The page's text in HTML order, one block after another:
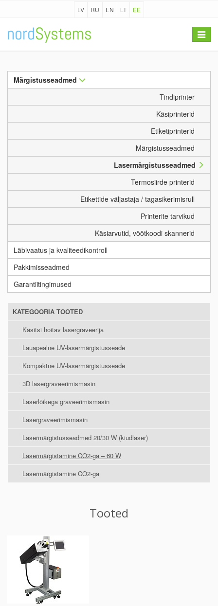
LV RU EN LT EE
Toggle
Märgistusseadmed
Tindiprinter
Käsiprinterid
Etiketiprinterid
Märgistusseadmed
Lasermärgistusseadmed
Termosiirde printerid
Etikettide väljastaja / tagasikerimisrull
Printerite tarvikud
Käsiarvutid, vöötkoodi skannerid
Läbivaatus ja kvaliteedikontroll
Pakkimisseadmed
Garantiitingimused
KATEGOORIA TOOTED
Käsitsi hoitav lasergraveerija
Lauapealne UV-lasermärgistusseade
Kompaktne UV-lasermärgistusseade
3D lasergraveerimismasin
Laserlõikega graveerimismasin
Lasergraveerimismasin
Lasermärgistusseadmed 20/30 W (kiudlaser)
Lasermärgistamine CO2-ga – 60 W
Lasermärgistamine CO2-ga
Tooted